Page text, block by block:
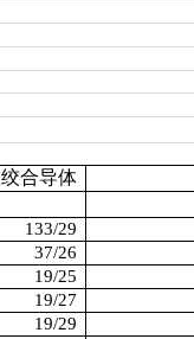
绞合导体
133/29
37/26
19/25
19/27
19/29